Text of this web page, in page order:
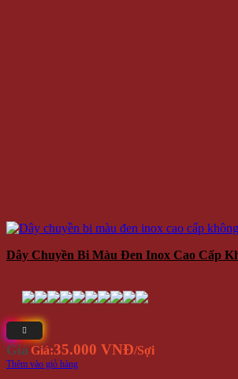
Dây Chuyền Bi Màu Đen Inox Cao Cấp
Giá Giá:35.000 VNĐ/Sợi
Thêm vào giỏ hàng